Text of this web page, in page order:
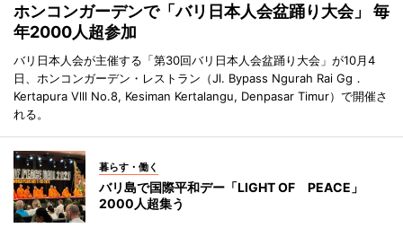
ホンコンガーデンで「バリ日本人会盆踊り大会」 毎
年2000人超参加
バリ日本人会が主催する「第30回バリ日本人会盆踊り大会」が10月4
日、ホンコンガーデン・レストラン（Jl. Bypass Ngurah Rai Gg．
Kertapura Vlll No.8, Kesiman Kertalangu, Denpasar Timur）で開催さ
れる。
暮らす・働く
バリ島で国際平和デー「LIGHT OF PEACE」
2000人超集う